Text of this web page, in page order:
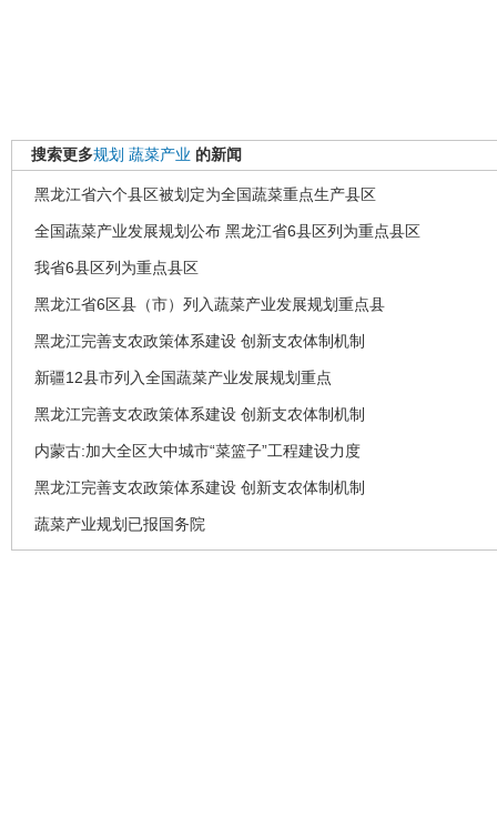
搜索更多规划 蔬菜产业 的新闻
黑龙江省六个县区被划定为全国蔬菜重点生产县区
全国蔬菜产业发展规划公布 黑龙江省6县区列为重点县区
我省6县区列为重点县区
黑龙江省6区县（市）列入蔬菜产业发展规划重点县
黑龙江完善支农政策体系建设 创新支农体制机制
新疆12县市列入全国蔬菜产业发展规划重点
黑龙江完善支农政策体系建设 创新支农体制机制
内蒙古:加大全区大中城市“菜篮子”工程建设力度
黑龙江完善支农政策体系建设 创新支农体制机制
蔬菜产业规划已报国务院